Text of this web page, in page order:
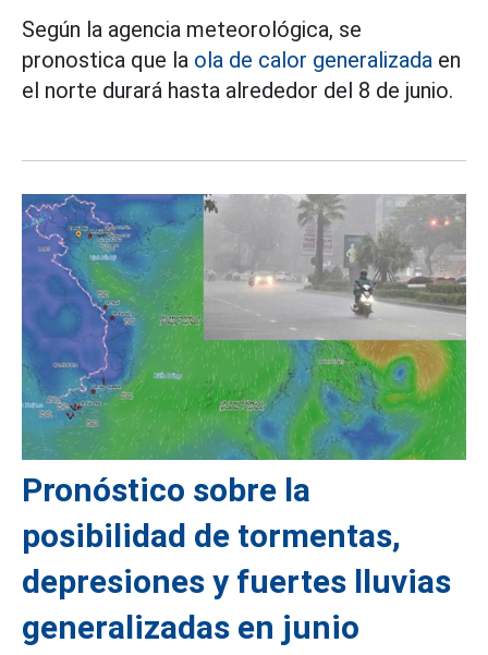
Según la agencia meteorológica, se
pronostica que la ola de calor generalizada en
el norte durará hasta alrededor del 8 de junio.
Pronóstico sobre la
posibilidad de tormentas,
depresiones y fuertes lluvias
generalizadas en junio